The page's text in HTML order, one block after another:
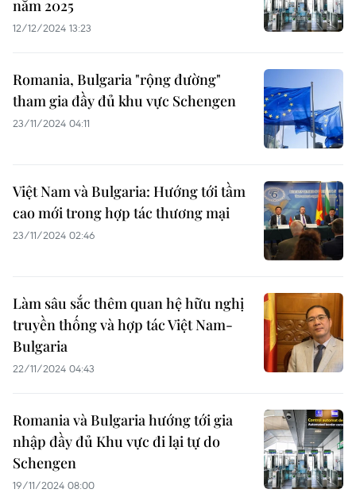
năm 2025
12/12/2024 13:23
Romania, Bulgaria "rộng đường"
tham gia đầy đủ khu vực Schengen
23/11/2024 04:11
Việt Nam và Bulgaria: Hướng tới tầm
cao mới trong hợp tác thương mại
23/11/2024 02:46
Làm sâu sắc thêm quan hệ hữu nghị
truyền thống và hợp tác Việt Nam-
Bulgaria
22/11/2024 04:43
Romania và Bulgaria hướng tới gia
nhập đầy đủ Khu vực đi lại tự do
Schengen
19/11/2024 08:00